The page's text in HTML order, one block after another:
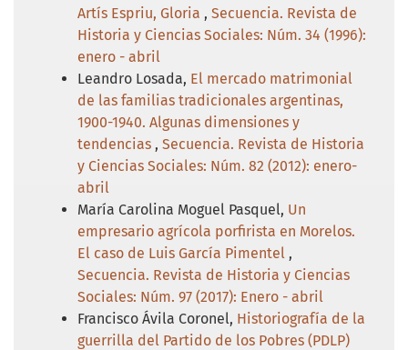
Artís Espriu, Gloria , Secuencia. Revista de
Historia y Ciencias Sociales: Núm. 34 (1996):
enero - abril
Leandro Losada, El mercado matrimonial
de las familias tradicionales argentinas,
1900-1940. Algunas dimensiones y
tendencias , Secuencia. Revista de Historia
y Ciencias Sociales: Núm. 82 (2012): enero-
abril
María Carolina Moguel Pasquel, Un
empresario agrícola porfirista en Morelos.
El caso de Luis García Pimentel ,
Secuencia. Revista de Historia y Ciencias
Sociales: Núm. 97 (2017): Enero - abril
Francisco Ávila Coronel, Historiografía de la
guerrilla del Partido de los Pobres (PDLP)